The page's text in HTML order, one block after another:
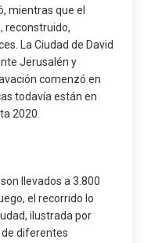
mientras que el
reconstruido,
La Ciudad de David
Jerusalén y
comenzó en
todavía están en
2020.
llevados a 3.800
el recorrido lo
ilustrada por
diferentes